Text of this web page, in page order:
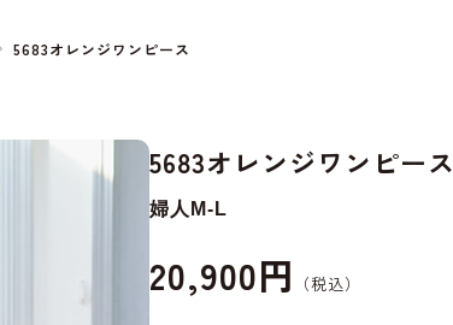
5683オレンジワンピース
5683オレンジワンピース
婦人M-L
20,900円